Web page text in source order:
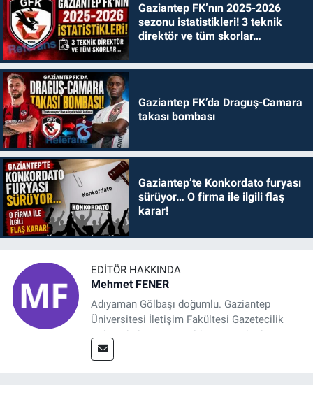
Gaziantep FK’nın 2025-2026
sezonu istatistikleri! 3 teknik
direktör ve tüm skorlar…
Gaziantep FK’da Draguş-Camara
takası bombası
Gaziantep’te Konkordato furyası
sürüyor… O firma ile ilgili flaş
karar!
EDITÖR HAKKINDA
Mehmet FENER
Adıyaman Gölbaşı doğumlu. Gaziantep
Üniversitesi İletişim Fakültesi Gazetecilik
Bölümü’nden mezun oldu. 2019 yılında
başladığı gazetecilik mesleğinde, muhabir,